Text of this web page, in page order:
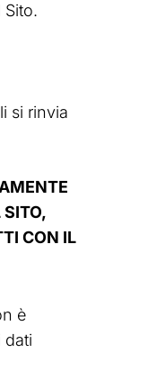
si rinvia
SITO,
CON IL
è
dati